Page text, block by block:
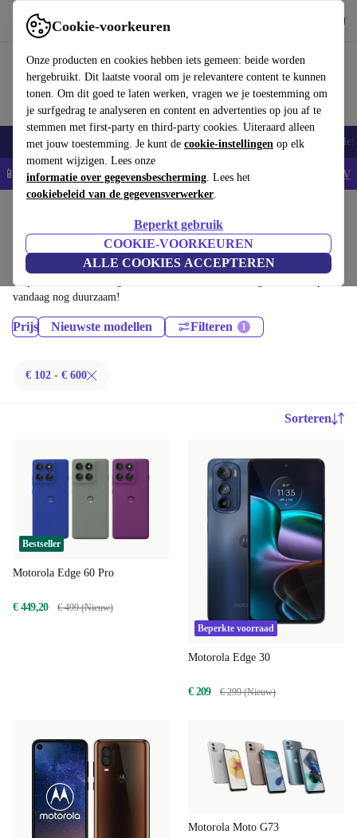
Cookie-voorkeuren
Onze producten en cookies hebben iets gemeen: beide worden
hergebruikt. Dit laatste vooral om je relevantere content te kunnen
tonen. Om dit goed te laten werken, vragen we je toestemming om
je surfgedrag te analyseren en content en advertenties op jou af te
stemmen met first-party en third-party cookies. Uiteraard alleen
met jouw toestemming. Je kunt de cookie-instellingen op elk
moment wijzigen. Lees onze
informatie over gegevensbescherming. Lees het
cookiebeleid van de gegevensverwerker.
Beperkt gebruik
COOKIE-VOORKEUREN
ALLE COOKIES ACCEPTEREN
Gebruik refurbed snel en eenvoudig
Smartphones Laptops Tablets Smartwatches Accessoires
📱5% EXTRA korting op alle iPhones – Code: IPHONEDEAL - AV
Motorola Mobiele Telefoons:
Gecertificeerd refurbished Motorola Mobiele Telefoons onder 600€ –
bespaar tot 40%. 30 dagen retourrecht & 12 maanden garantie. Shop
vandaag nog duurzaam!
Prijs Nieuwste modellen Filteren
€ 102 - € 600
Sorteren
Bestseller
Motorola Edge 60 Pro
€ 449,20
€ 499 (Nieuw)
Beperkte voorraad
Motorola Edge 30
€ 209 € 299 (Nieuw)
Motorola Moto G73